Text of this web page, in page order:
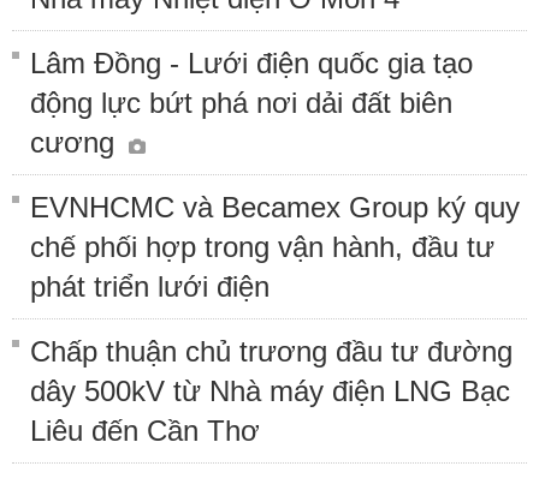
Lâm Đồng - Lưới điện quốc gia tạo
động lực bứt phá nơi dải đất biên
cương
EVNHCMC và Becamex Group ký quy
chế phối hợp trong vận hành, đầu tư
phát triển lưới điện
Chấp thuận chủ trương đầu tư đường
dây 500kV từ Nhà máy điện LNG Bạc
Liêu đến Cần Thơ